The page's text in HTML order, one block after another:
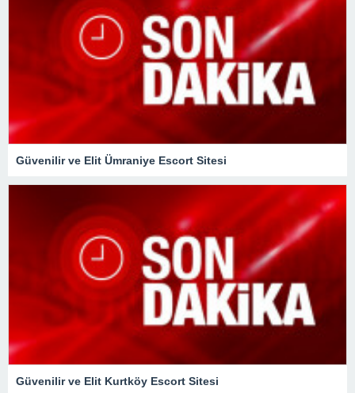
Güvenilir ve Elit Ümraniye Escort Sitesi
Güvenilir ve Elit Kurtköy Escort Sitesi